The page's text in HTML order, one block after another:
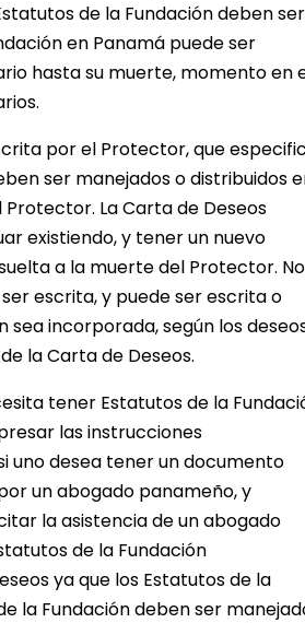
de la Fundación deben ser
en Panamá puede ser
hasta su muerte, momento en
por el Protector, que
ser manejados o distribuidos
La Carta de Deseos
existiendo, y tener un nuevo
a la muerte del Protector. No
escrita, y puede ser escrita o
incorporada, según los
la Carta de Deseos.
tener Estatutos de la
las instrucciones
uno desea tener un documento
un abogado panameño, y
la asistencia de un abogado
de la Fundación
ya que los Estatutos de la
la Fundación deben ser